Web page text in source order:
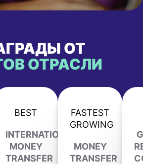
ОТ
ОТРАСЛИ
BEST
INTERNATIONAL
MONEY
TRANSFER
FASTEST
GROWING
MONEY
TRANSFER